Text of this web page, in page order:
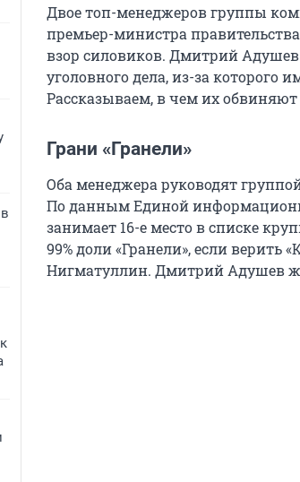
Двое топ-менеджеров группы
премьер-министра
взор силовиков. Дмитрий
уголовного дела, из-за которого
Рассказываем, в чем их
Грани «Гранели»
Оба менеджера руководят
По данным Единой
занимает 16-е место в списке
99% доли «Гранели», если верить
Нигматуллин. Дмитрий Адушев